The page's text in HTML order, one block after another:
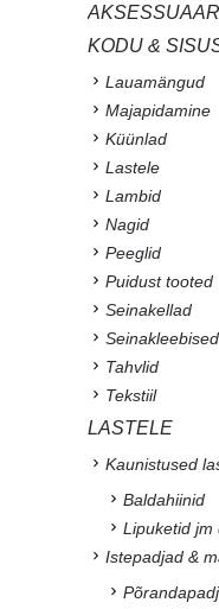
KODU &
Lauamängud
Majapidamine
Küünlad
Lastele
Lambid
Nagid
Peeglid
Puidust tooted
Seinakellad
Seinakleebised
Tahvlid
Tekstiil
LASTELE
Kaunistused
Baldahiinid
Lipuketid jm
Istepadjad &